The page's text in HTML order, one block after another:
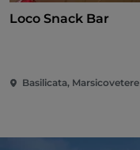
Loco Snack Bar
Basilicata, Marsicovetere